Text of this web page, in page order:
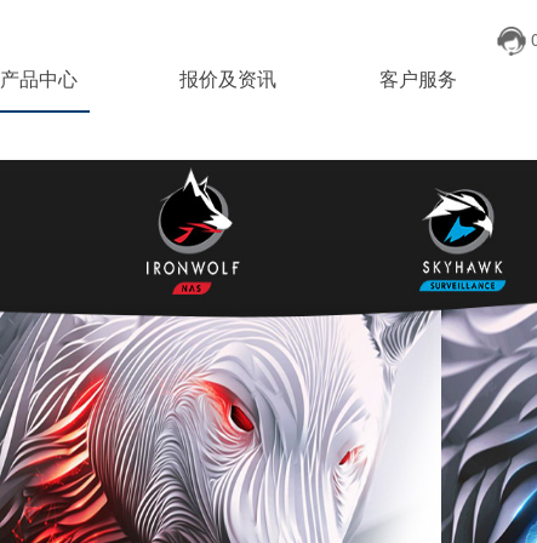
产品中心 报价及资讯 客户服务